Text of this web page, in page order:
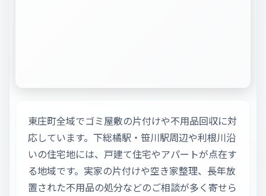
東庄町全域でゴミ屋敷の片付けや不用品回収に対
応しています。下総橘駅・笹川駅周辺や利根川沿
いの住宅地には、戸建て住宅やアパートが点在す
る地域です。実家の片付けや空き家整理、長年放
置された不用品の処分などのご相談が多く寄せら